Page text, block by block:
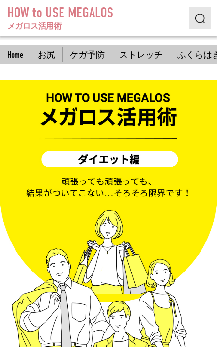
HOW to USE MEGALOS
メガロス活用術
Home お尻 ケガ予防 ストレッチ ふくらは